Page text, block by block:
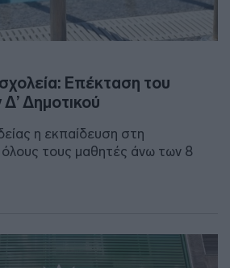
Επέκταση του
Δημοτικού
η εκπαίδευση στη
όλους τους μαθητές άνω των 8